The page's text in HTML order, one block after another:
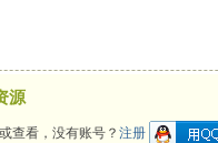
源
查看，没有账号？注册